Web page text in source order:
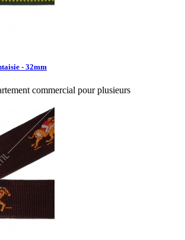
- 32mm
commercial pour plusieurs